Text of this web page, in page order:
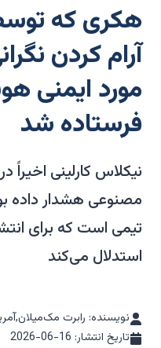
هکری که
آرام کردن
مورد ایمنی
فرستاده شد
نیکلاس کارلینی
مصنوعی هشدار داده
تیمی است که برای
استدلال می‌کند
نویسنده: رابرت
تاریخ انتشار: 2026-06-16